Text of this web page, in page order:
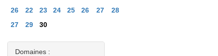
26
22 23 24 25 26 27
28
27
29 30
Domaines :